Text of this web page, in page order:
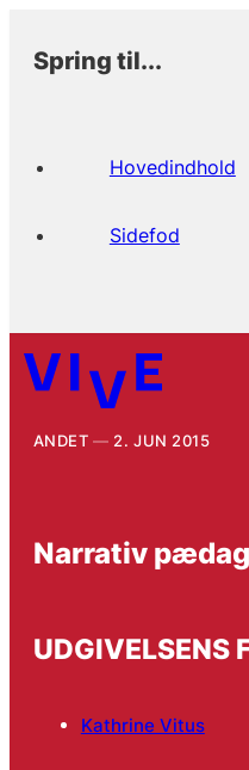
Spring til...
Hovedindhold
Sidefod
ANDET 2. JUN 2015
Narrativ
UDGIVELSENS
Kathrine Vitus